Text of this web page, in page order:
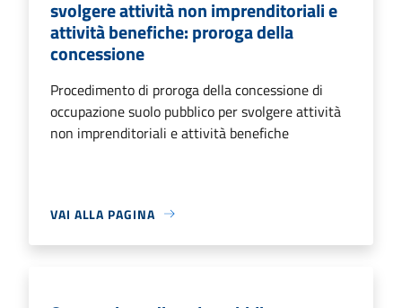
svolgere attività non imprenditoriali e
attività benefiche: proroga della
concessione
Procedimento di proroga della concessione di
occupazione suolo pubblico per svolgere attività
non imprenditoriali e attività benefiche
VAI ALLA PAGINA